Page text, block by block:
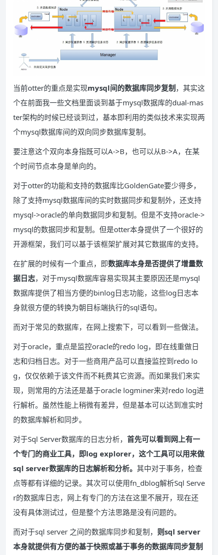
当前otter的重点是实现mysql间的数据库同步复制，其实这
个在前面我一些文档里面谈到基于mysql数据库的dual-mas
ter架构的时候已经谈到过，基本即利用的类似技术来实现两
个mysql数据库间的双向同步数据库复制。
要注意这个双向本身指既可以A->B，也可以从B->A，在某
个时间节点本身是单向的。
对于otter的功能和支持的数据库比GoldenGate要少得多，
除了支持mysql数据库间的实时数据同步和复制外，还支持
mysql->oracle的单向数据同步和复制。但是不支持oracle->
mysql的数据同步和复制。但是otter本身提供了一个很好的
开源框架，我们可以基于该框架扩展对其它数据库的支持。
在扩展的时候有一个重点，即数据库本身是否提供了增量数
据日志，对于mysql数据库容易实现其主要原因还是mysql
数据库提供了相当方便的binlog日志功能，这些log日志本
身就很方便的转换为朝目标端执行的sql语句。
而对于常见的数据库，在网上搜索下，可以看到一些做法。
对于oracle，重点是监控oracle的redo log，即在线重做日
志和归档日志。对于一些商用产品可以直接监控到redo lo
g，仅仅依赖于该文件而不耗费其它资源。而如果我们来实
现，则常用的方法还是基于oracle logminer来对redo log进
行解析。虽然性能上稍微有差异，但是基本可以达到准实时
的数据库解析和同步。
对于Sql Server数据库的日志分析， 首先可以看到网上有一
个专门的商业工具，即log explorer，这个工具可以用来做
sql server数据库的日志解析和分析。 其中对于事务，检查
点等都有详细的记录。其次可以使用fn_dblog解析Sql Serve
r的数据库日志，网上有专门的方法在这里不展开，现在还
没有具体测试过，但是整个方法思路是没有问题的。
而对于sql server 之间的数据库同步和复制， 则sql server
本身就提供有方便的基于快照或基于事务的数据库同步复制